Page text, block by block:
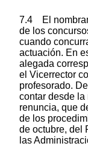
7.4 El
de los
cuando
actuación. En
alegada
el Vicerrector
profesorado.
contar desde
renuncia, que
de los
de octubre, del
las